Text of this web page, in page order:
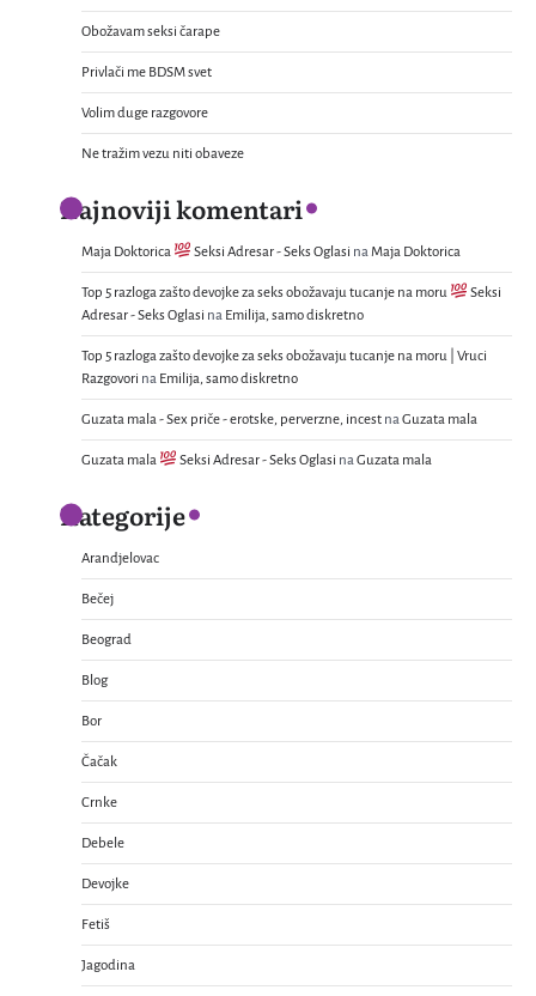
Obožavam seksi čarape
Privlači me BDSM svet
Volim duge razgovore
Ne tražim vezu niti obaveze
Najnoviji komentari
Maja Doktorica Seksi Adresar - Seks Oglasi naMaja Doktorica
Top 5 razloga zašto devojke za seks obožavaju tucanje na moru
Seksi
Adresar - Seks Oglasi na Emilija, samo diskretno
Top 5 razloga zašto devojke za seks obožavaju tucanje na moru | Vruci
Razgovori na Emilija, samo diskretno
Guzata mala - Sex priče - erotske, perverzne, incest naGuzata mala
Guzata mala Seksi Adresar - Seks Oglasi naGuzata mala
Kategorije
Arandjelovac
Bečej
Beograd
Blog
Bor
Čačak
Crnke
Debele
Devojke
Fetiš
Jagodina